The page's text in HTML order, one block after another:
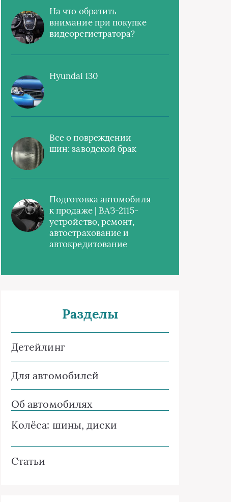
На что обратить
внимание при покупке
видеорегистратора?
Hyundai i30
Все о повреждении
шин: заводской брак
Подготовка автомобиля
к продаже | ВАЗ-2115-
устройство, ремонт,
автострахование и
автокредитование
Разделы
Детейлинг
Для автомобилей
Об автомобилях
Колёса: шины, диски
Статьи